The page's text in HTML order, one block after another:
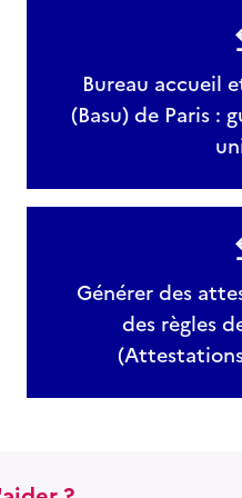
Bureau accueil
(Basu) de Paris :
Générer des
des règles